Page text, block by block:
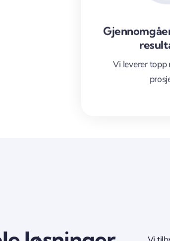
Vi leverer topp